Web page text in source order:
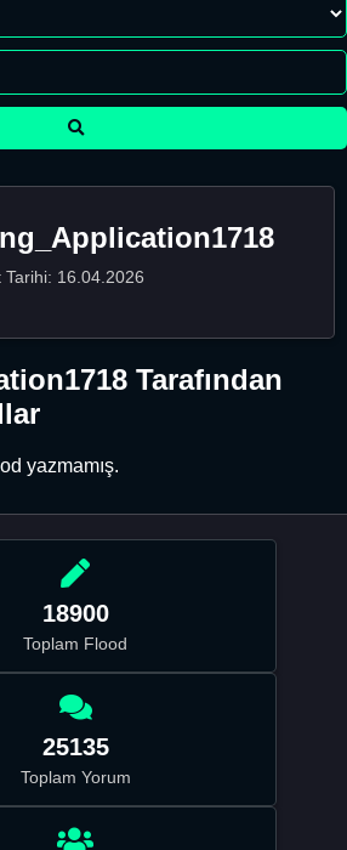
Tarihi: 16.04.2026
Tarafından
yazmamış.
18900
Toplam Flood
25135
Toplam Yorum